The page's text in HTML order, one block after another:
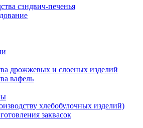
сэндвич-печенья
дрожжевых и слоеных изделий
вафель
хлебобулочных изделий)
заквасок